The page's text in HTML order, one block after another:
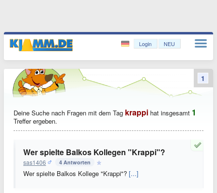
Login NEU
Deine Suche nach Fragen mit dem Tag krappi hat insgesamt 1
Treffer ergeben.
Wer spielte Balkos Kollegen "Krappi"?
sas1406 4 Antworten
Wer spielte Balkos Kollege "Krappi"? [...]
1